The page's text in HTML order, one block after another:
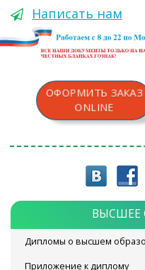
Написать нам
ОФОРМИТЬ ЗАКАЗ
ONLINE
ВЫСШЕЕ
Дипломы о высшем
Приложение к диплому